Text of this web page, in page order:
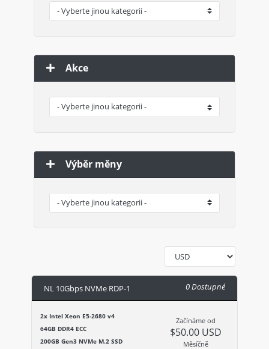
Akce
Výběr měny
NL 10Gbps NVMe RDP-1 0 Dostupné
2x Intel Xeon E5-2680 v4
64GB DDR4 ECC
200GB Gen3 NVMe M.2 SSD
Začínáme od
$50.00 USD
Měsíčně